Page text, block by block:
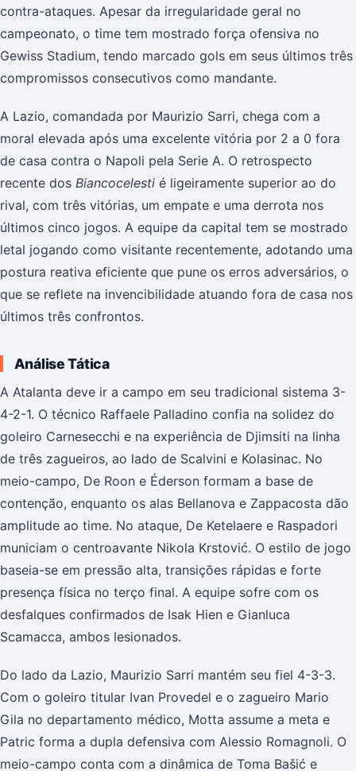
contra-ataques. Apesar da irregularidade geral no
campeonato, o time tem mostrado força ofensiva no
Gewiss Stadium, tendo marcado gols em seus últimos três
compromissos consecutivos como mandante.
A Lazio, comandada por Maurizio Sarri, chega com a
moral elevada após uma excelente vitória por 2 a 0 fora
de casa contra o Napoli pela Serie A. O retrospecto
recente dos Biancocelesti é ligeiramente superior ao do
rival, com três vitórias, um empate e uma derrota nos
últimos cinco jogos. A equipe da capital tem se mostrado
letal jogando como visitante recentemente, adotando uma
postura reativa eficiente que pune os erros adversários, o
que se reflete na invencibilidade atuando fora de casa nos
últimos três confrontos.
Análise Tática
A Atalanta deve ir a campo em seu tradicional sistema 3-
4-2-1. O técnico Raffaele Palladino confia na solidez do
goleiro Carnesecchi e na experiência de Djimsiti na linha
de três zagueiros, ao lado de Scalvini e Kolasinac. No
meio-campo, De Roon e Éderson formam a base de
contenção, enquanto os alas Bellanova e Zappacosta dão
amplitude ao time. No ataque, De Ketelaere e Raspadori
municiam o centroavante Nikola Krstović. O estilo de jogo
baseia-se em pressão alta, transições rápidas e forte
presença física no terço final. A equipe sofre com os
desfalques confirmados de Isak Hien e Gianluca
Scamacca, ambos lesionados.
Do lado da Lazio, Maurizio Sarri mantém seu fiel 4-3-3.
Com o goleiro titular Ivan Provedel e o zagueiro Mario
Gila no departamento médico, Motta assume a meta e
Patric forma a dupla defensiva com Alessio Romagnoli. O
meio-campo conta com a dinâmica de Toma Bašić e